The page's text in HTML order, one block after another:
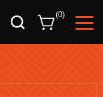
(0)